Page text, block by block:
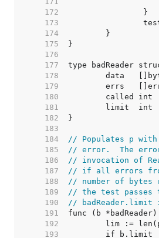
   172
   173
   174
   175
   176
   177
   178
   179
   180
   181
   182
   183
   184
// Populates p
   185
// error.  The error
   186
// invocation of
   187
// if all errors
   188
// number of
   189
// the test passes
   190
// badReader.limit
   191
   192
   193